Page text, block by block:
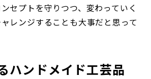
セプトを守りつつ、変わっていく
レンジすることも大事だと思って
ハンドメイド工芸品